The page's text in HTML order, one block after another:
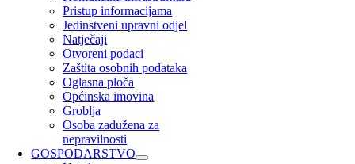
Pristup informacijama
Jedinstveni upravni odjel
Natječaji
Otvoreni podaci
Zaštita osobnih podataka
Oglasna ploča
Općinska imovina
Groblja
Osoba zadužena za
nepravilnosti
GOSPODARSTVO